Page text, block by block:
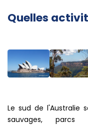
Quelles
Le sud de l'Australie
sauvages, parcs